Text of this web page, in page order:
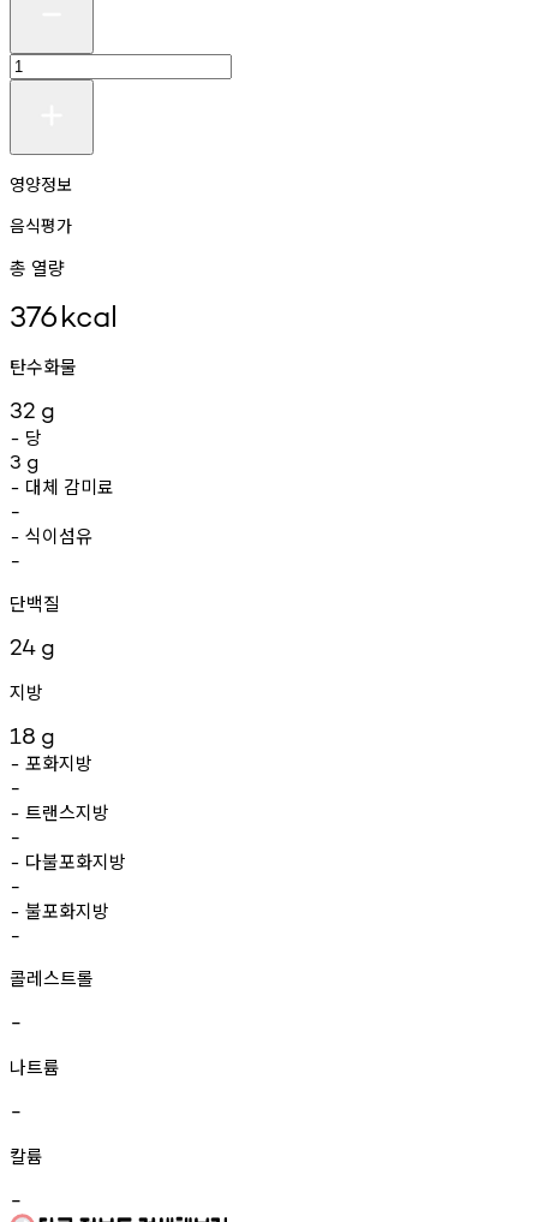
영양정보
음식평가
총 열량
376kcal
탄수화물
32 g
- 당
3 g
- 대체 감미료
-
- 식이섬유
-
단백질
24 g
지방
18 g
- 포화지방
-
- 트랜스지방
-
- 다불포화지방
-
- 불포화지방
-
콜레스트롤
-
나트륨
-
칼륨
-